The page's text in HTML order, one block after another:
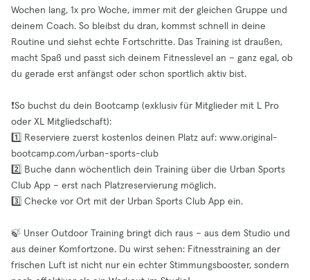
Wochen lang, 1x pro Woche, immer mit der gleichen Gruppe und
deinem Coach. So bleibst du dran, kommst schnell in deine
Routine und siehst echte Fortschritte. Das Training ist draußen,
macht Spaß und passt sich deinem Fitnesslevel an – ganz egal, ob
du gerade erst anfängst oder schon sportlich aktiv bist.
❗️So buchst du dein Bootcamp (exklusiv für Mitglieder mit L Pro
oder XL Mitgliedschaft):
1️⃣ Reserviere zuerst kostenlos deinen Platz auf: www.original-
bootcamp.com/urban-sports-club
2️⃣ Buche dann wöchentlich dein Training über die Urban Sports
Club App – erst nach Platzreservierung möglich.
3️⃣ Checke vor Ort mit der Urban Sports Club App ein.
🍃 Unser Outdoor Training bringt dich raus – aus dem Studio und
aus deiner Komfortzone. Du wirst sehen: Fitnesstraining an der
frischen Luft ist nicht nur ein echter Stimmungsbooster, sondern